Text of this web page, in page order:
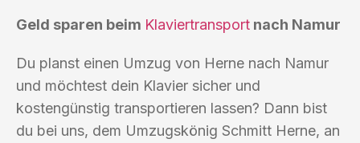
Geld sparen beim Klaviertransport nach Namur
Du planst einen Umzug von Herne nach Namur
und möchtest dein Klavier sicher und
kostengünstig transportieren lassen? Dann bist
du bei uns, dem Umzugskönig Schmitt Herne, an